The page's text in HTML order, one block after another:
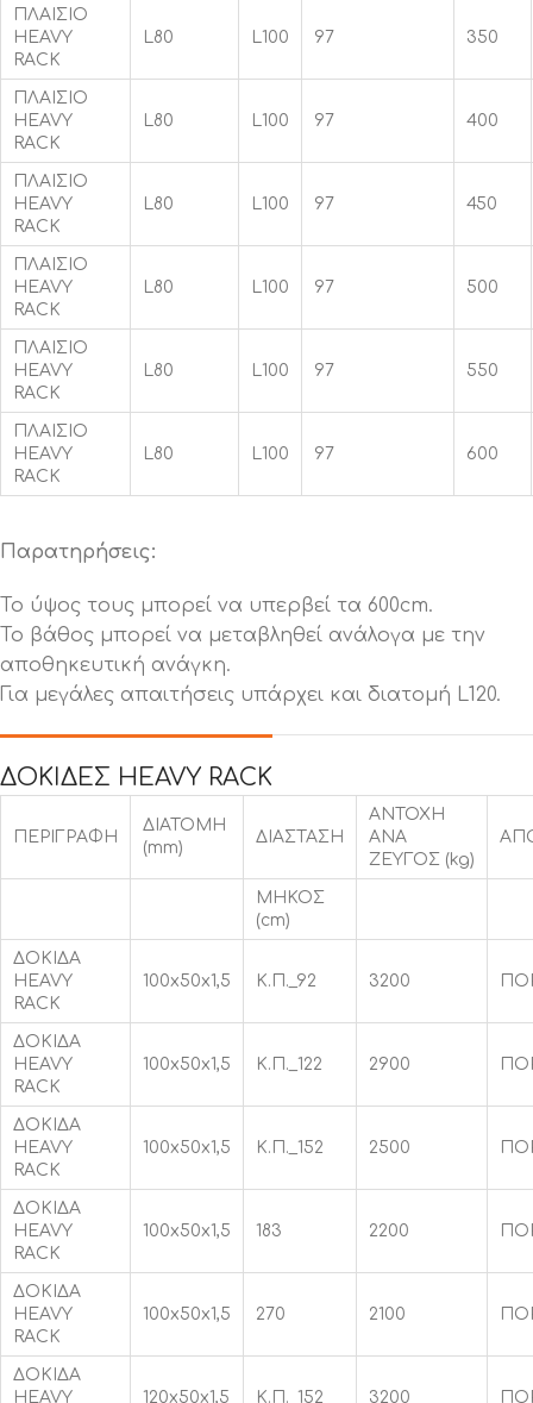
ΠΛΑΙΣΙΟ
HEAVY
RACK
L80 L100 97 350
ΠΛΑΙΣΙΟ
HEAVY
RACK
L80 L100 97 400
ΠΛΑΙΣΙΟ
HEAVY
RACK
L80 L100 97 450
ΠΛΑΙΣΙΟ
HEAVY
RACK
L80 L100 97 500
ΠΛΑΙΣΙΟ
HEAVY
RACK
L80 L100 97 550
ΠΛΑΙΣΙΟ
HEAVY
RACK
L80 L100 97 600
Παρατηρήσεις:
Το ύψος τους μπορεί να υπερβεί τα 600cm.
Το βάθος μπορεί να μεταβληθεί ανάλογα με την
αποθηκευτική ανάγκη.
Για μεγάλες απαιτήσεις υπάρχει και διατομή L120.
ΔΟΚΙΔΕΣ HEAVY RACK
ΠΕΡΙΓΡΑΦΗ
ΔΙΑΤΟΜΗ
(mm)
ΔΙΑΣΤΑΣΗ
ΑΝΤΟΧΗ
ΑΝΑ
ΖΕΥΓΟΣ (kg)
MHKOΣ
(cm)
ΔΟΚΙΔΑ
HEAVY
RACK
100x50x1,5 Κ.Π._92 3200
ΔΟΚΙΔΑ
HEAVY
RACK
100x50x1,5 Κ.Π._122 2900
ΔΟΚΙΔΑ
HEAVY
RACK
100x50x1,5 Κ.Π._152 2500
ΔΟΚΙΔΑ
HEAVY
RACK
100x50x1,5 183 2200
ΔΟΚΙΔΑ
HEAVY
RACK
100x50x1,5 270 2100
ΔΟΚΙΔΑ
HEAVY
120x50x1,5 Κ.Π._152 3200